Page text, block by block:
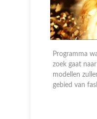
Programma
zoek gaat
modellen
gebied van